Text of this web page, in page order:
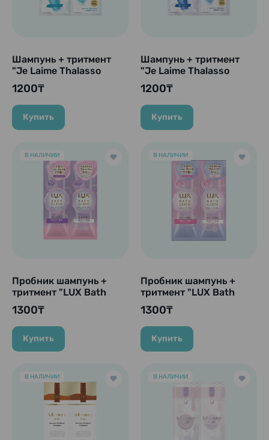
Шампунь + тритмент
"Je Laime Thalasso
Repair Essence
Shampoo+Treatment
Moist & Smooth", 10 мл
+ 10 мл
1200₸
Купить
Шампунь + тритмент
"Je Laime Thalasso
Repair Essence
Shampoo+Treatment
Deep Moist", 10 мл + 10
мл
1200₸
Купить
В НАЛИЧИИ
Пробник шампунь +
тритмент "LUX Bath
Glow - Straight &
Shine" для гладкости и
блеска волос, 10 гр. +
10 гр.
1300₸
Купить
В НАЛИЧИИ
Пробник шампунь +
тритмент "LUX Bath
Glow - Repair & Shine",
10 гр. + 10 гр.
1300₸
Купить
В НАЛИЧИИ В НАЛИЧИИ